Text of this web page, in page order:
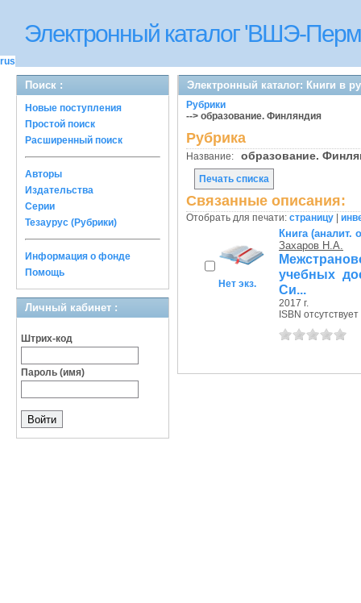
Электронный каталог 'ВШЭ-
rus
Поиск :
Новые поступления
Простой поиск
Расширенный поиск
Авторы
Издательства
Серии
Тезаурус (Рубрики)
Информация о фонде
Помощь
Личный кабинет :
Штрих-код
Пароль (имя)
Электронный каталог: Книги в
Рубрики
--> образование. Финляндия
Рубрика
Название: образование.
Печать списка
Связанные описания:
Отобрать для печати: страницу
Нет экз.
Книга (аналит.
Захаров Н.А.
учебных
Си...
2017 г.
ISBN отсутствует